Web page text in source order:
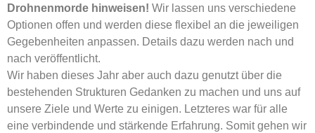
Drohnenmorde hinweisen! Wir lassen uns verschiedene
Optionen offen und werden diese flexibel an die jeweiligen
Gegebenheiten anpassen. Details dazu werden nach und
nach veröffentlicht.
Wir haben dieses Jahr aber auch dazu genutzt über die
bestehenden Strukturen Gedanken zu machen und uns auf
unsere Ziele und Werte zu einigen. Letzteres war für alle
eine verbindende und stärkende Erfahrung. Somit gehen wir